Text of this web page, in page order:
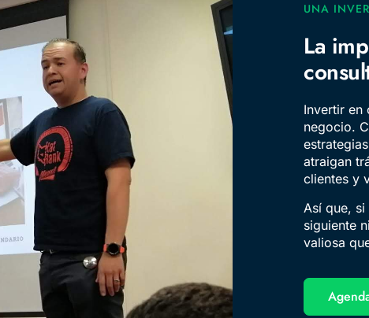
UNA
La
Invertir en
negocio.
atraigan
clientes y
Así que,
siguiente
valiosa